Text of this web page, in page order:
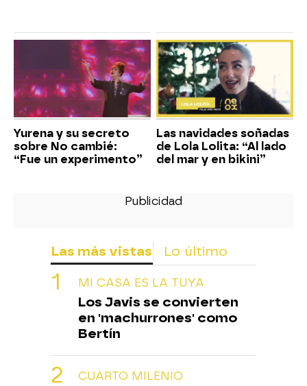
Yurena y su secreto
sobre No cambié:
“Fue un experimento”
Las navidades soñadas
de Lola Lolita: “Al lado
del mar y en bikini”
Las más vistas Lo último
MI CASA ES LA TUYA
Los Javis se convierten
en 'machurrones' como
Bertín
CUARTO MILENIO